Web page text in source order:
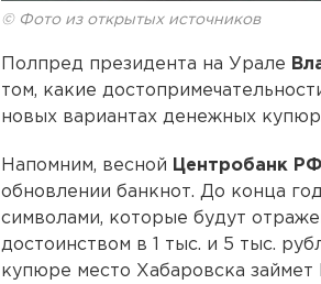
© Фото из открытых источников
Полпред президента на Урале
том, какие
новых вариантах денежных
Напомним, весной Центробанк РФ
обновлении банкнот. До конца
символами, которые будут
достоинством в 1 тыс. и 5 тыс.
купюре место Хабаровска займет